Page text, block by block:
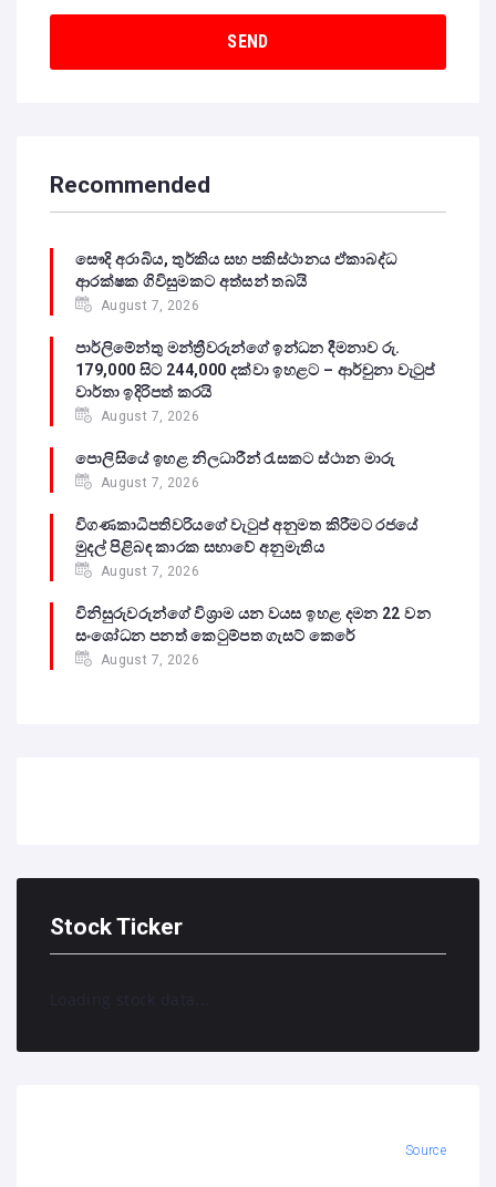
Recommended
සෞදි අරාබිය, තුර්කිය සහ පකිස්ථානය ඒකාබද්ධ
ආරක්ෂක ගිවිසුමකට අත්සන් තබයි
August 7, 2026
පාර්ලිමේන්තු මන්ත්‍රීවරුන්ගේ ඉන්ධන දීමනාව රු.
179,000 සිට 244,000 දක්වා ඉහළට – ආර්චුනා වැටුප්
වාර්තා ඉදිරිපත් කරයි
August 7, 2026
පොලිසියේ ඉහළ නිලධාරීන් රැසකට ස්ථාන මාරු
August 7, 2026
විගණකාධිපතිවරියගේ වැටුප් අනුමත කිරීමට රජයේ
මුදල් පිළිබඳ කාරක සභාවේ අනුමැතිය
August 7, 2026
විනිසුරුවරුන්ගේ විශ්‍රාම යන වයස ඉහළ දමන 22 වන
සංශෝධන පනත් කෙටුම්පත ගැසට් කෙරේ
August 7, 2026
Stock Ticker
Loading stock data...
Source